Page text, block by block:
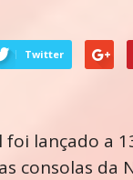
Twitter
foi lançado a
consolas